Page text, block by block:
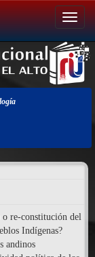
re-constitución del
Indígenas?
andinos